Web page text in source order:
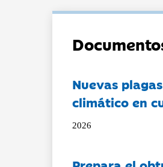
Nuevas
climático en
2026